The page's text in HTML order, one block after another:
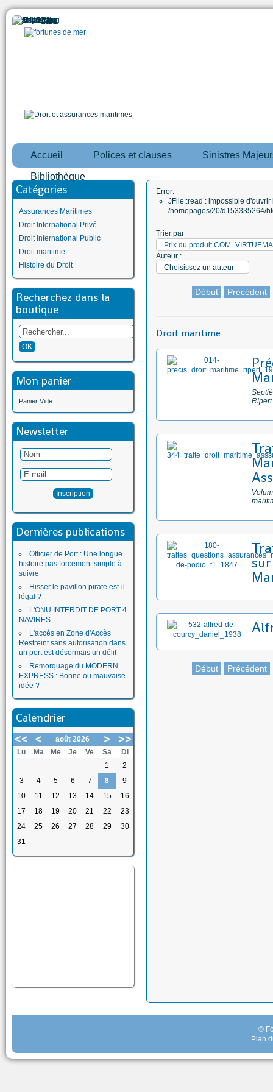
Accueil Polices et clauses Sinistres
Bibliothèque
Catégories
Assurances Maritimes
Droit International Privé
Droit International Public
Droit maritime
Histoire du Droit
Recherchez dans la
boutique
Mon panier
Panier Vide
Newsletter
Dernières publications
Officier de Port : Une longue
histoire pas forcement simple à
suivre
Hisser le pavillon pirate est-il
légal ?
L'ONU INTERDIT DE PORT 4
NAVIRES
L'accès en Zone d'Accès
Restreint sans autorisation dans
un port est désormais un délit
Remorquage du MODERN
EXPRESS : Bonne ou mauvaise
idée ?
Calendrier
<< < août 2026 > >>
Lu Ma Me Je Ve Sa
Di
1
2
3
4 5 6 7 8
9
10
11 12 13 14 15
16
17
18 19 20 21 22
23
24
25 26 27 28 29
30
31
Error:
JFile::read : impossible d'ouvrir
/homepages/20/d153335264/
Trier par
Prix du produit
Auteur :
Choisissez un auteur
Début Précédent
Droit maritime
Ripert
Début Précédent
©
Plan